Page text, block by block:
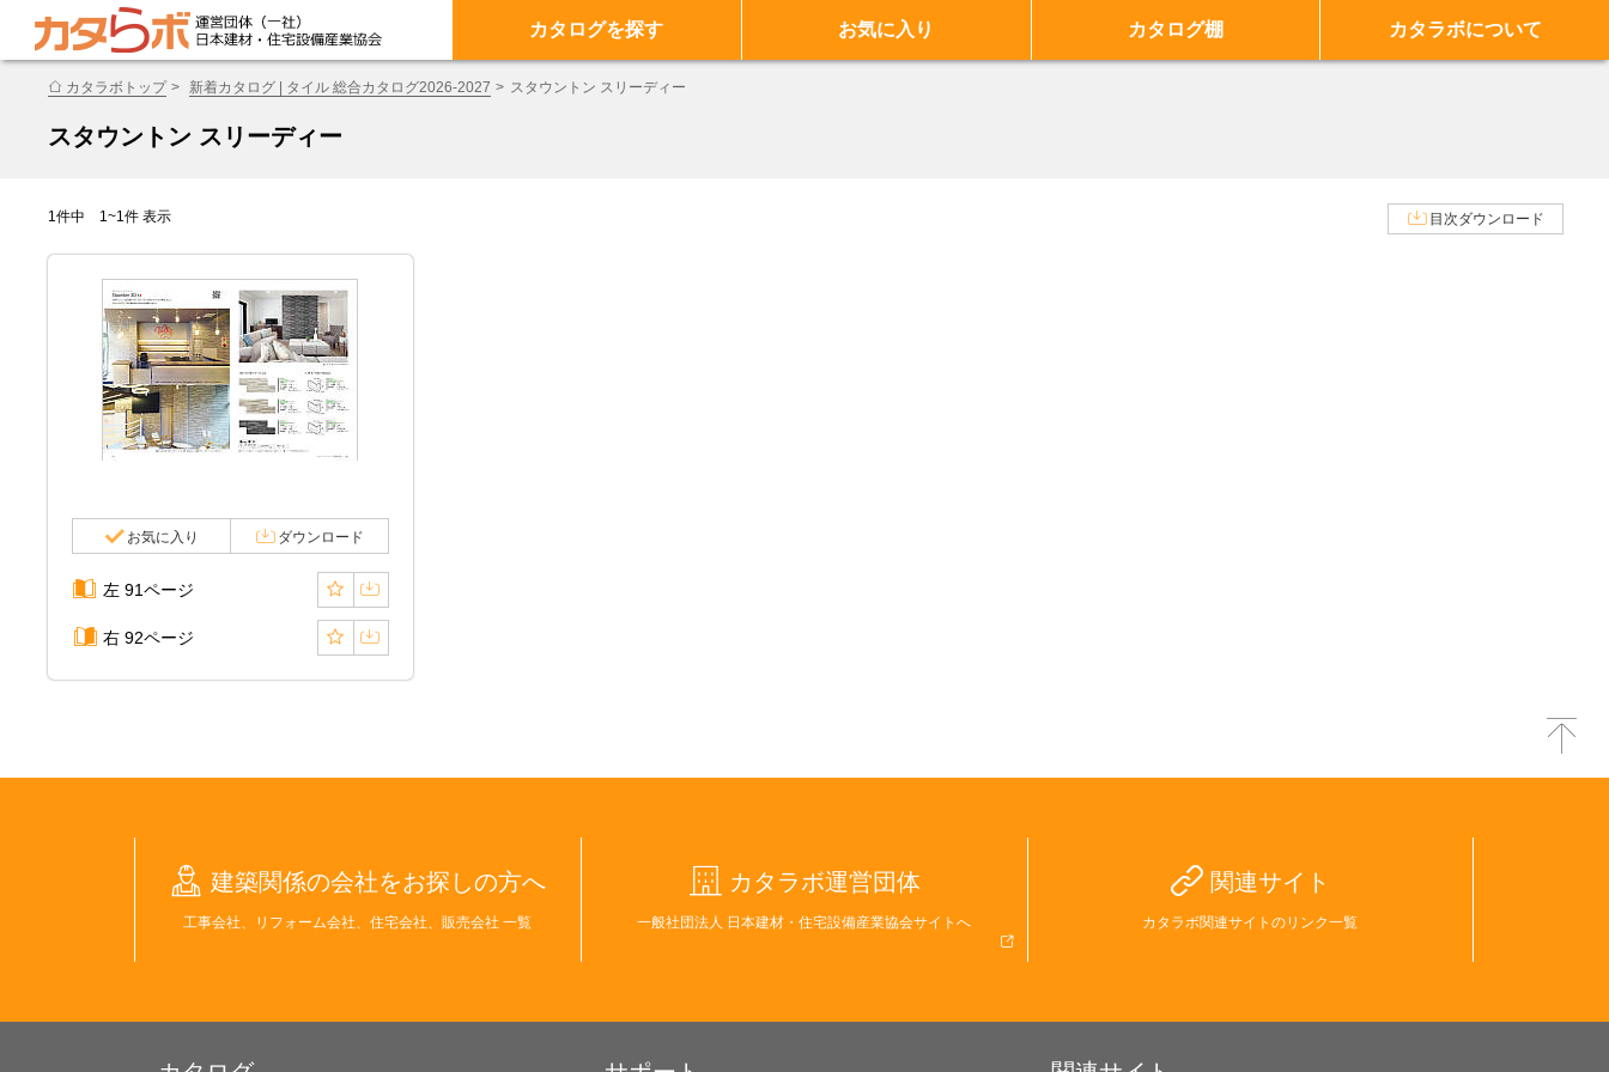
カタログを探す お気に入り カタログ棚 カタラボについて
カタラボトップ 新着カタログ | タイル 総合カタログ2026-2027 スタウントン スリーディー
スタウントン スリーディー
1件中 1~1件 表示 目次ダウンロード
お気に入り ダウンロード
左 91ページ
右 92ページ
建築関係の会社をお探しの方へ
工事会社、リフォーム会社、住宅会社、販売会社 一覧
カタラボ運営団体
一般社団法人 日本建材・住宅設備産業協会サイトへ
関連サイト
カタラボ関連サイトのリンク一覧